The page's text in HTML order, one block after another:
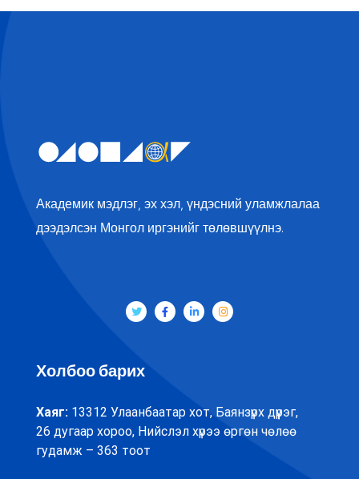
Академик мэдлэг, эх хэл, үндэсний уламжлалаа
дээдэлсэн Монгол иргэнийг төлөвшүүлнэ.
Холбоо барих
Хаяг: 13312 Улаанбаатар хот, Баянзүрх дүүрэг,
26 дугаар хороо, Нийслэл хүрээ өргөн чөлөө
гудамж – 363 тоот